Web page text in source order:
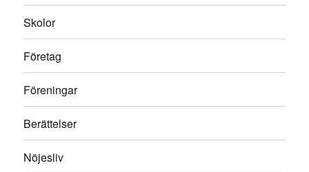
Skolor
Företag
Föreningar
Berättelser
Nöjesliv